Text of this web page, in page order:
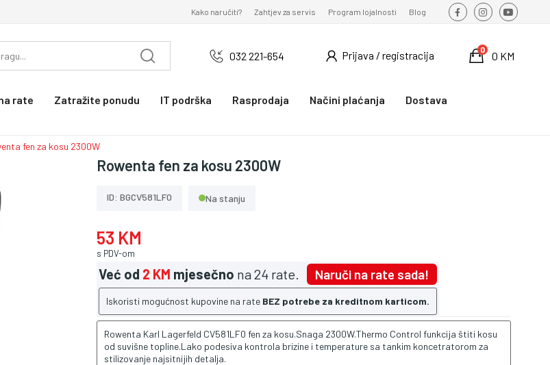
Kako naručiti? Zahtjev za servis Program lojalnosti Blog
032 221-654 Prijava / registracija 0 KM
0
rate Zatražite ponudu IT podrška Rasprodaja Načini plaćanja
Dostava
fen za kosu 2300W
Rowenta fen za kosu 2300W
ID: BGCV581LF0 Na stanju
53 KM
s PDV-om
Već od 2 KM mjesečno na 24 rate. Naruči na rate sada!
Iskoristi mogućnost kupovine na rate BEZ potrebe za kreditnom karticom.
Rowenta Karl Lagerfeld CV581LF0 fen za kosu.Snaga 2300W.Thermo Control funkcija štiti kosu
od suvišne topline.Lako podesiva kontrola brizine i temperature sa tankim koncetratorom za
stilizovanje najsitnijih detalja.